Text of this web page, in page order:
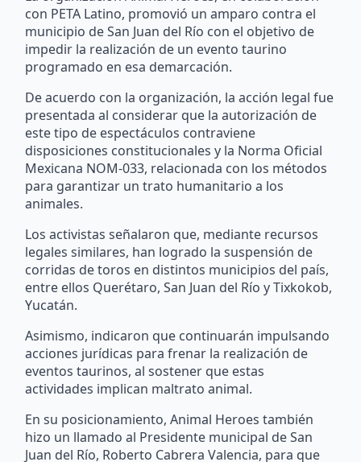
con PETA Latino, promovió un amparo contra el
municipio de San Juan del Río con el objetivo de
impedir la realización de un evento taurino
programado en esa demarcación.
De acuerdo con la organización, la acción legal fue
presentada al considerar que la autorización de
este tipo de espectáculos contraviene
disposiciones constitucionales y la Norma Oficial
Mexicana NOM-033, relacionada con los métodos
para garantizar un trato humanitario a los
animales.
Los activistas señalaron que, mediante recursos
legales similares, han logrado la suspensión de
corridas de toros en distintos municipios del país,
entre ellos Querétaro, San Juan del Río y Tixkokob,
Yucatán.
Asimismo, indicaron que continuarán impulsando
acciones jurídicas para frenar la realización de
eventos taurinos, al sostener que estas
actividades implican maltrato animal.
En su posicionamiento, Animal Heroes también
hizo un llamado al Presidente municipal de San
Juan del Río, Roberto Cabrera Valencia, para que